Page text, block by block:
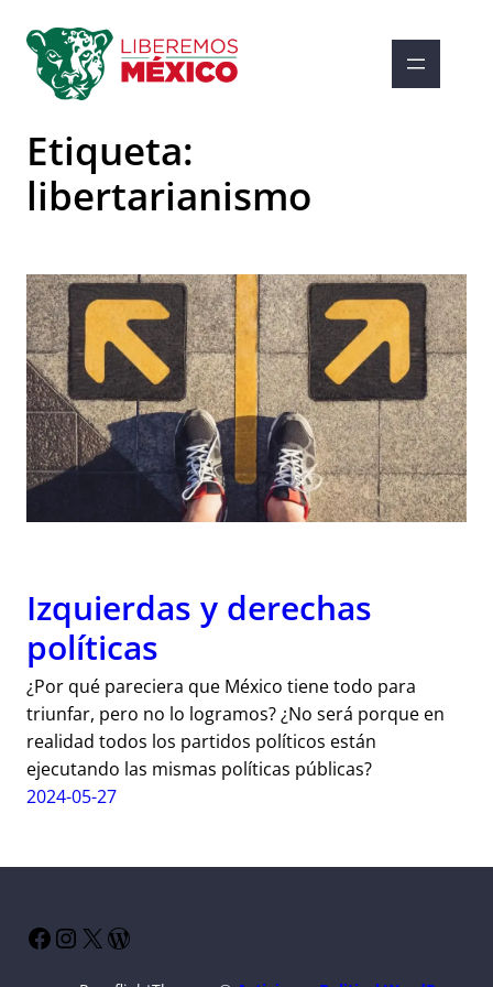
contenido
Etiqueta:
libertarianismo
Izquierdas y derechas
políticas
¿Por qué pareciera que México tiene todo para
triunfar, pero no lo logramos? ¿No será porque en
realidad todos los partidos políticos están
ejecutando las mismas políticas públicas?
2024-05-27
Facebook Instagram X WordPress